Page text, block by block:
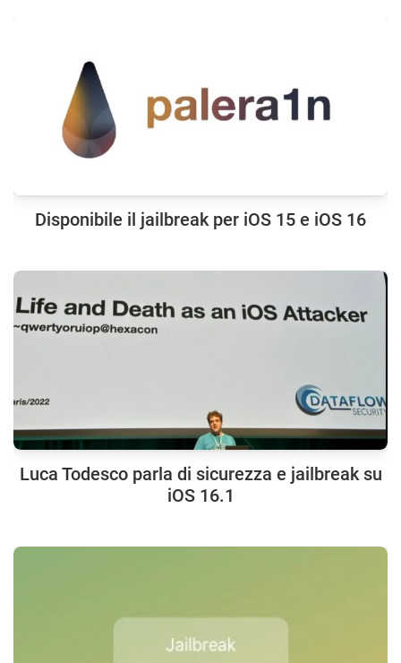
Disponibile il jailbreak per iOS 15 e iOS 16
Luca Todesco parla di sicurezza e jailbreak su
iOS 16.1